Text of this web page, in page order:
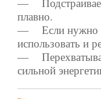
плавно.
— Если нужно
использовать и
—
сильной